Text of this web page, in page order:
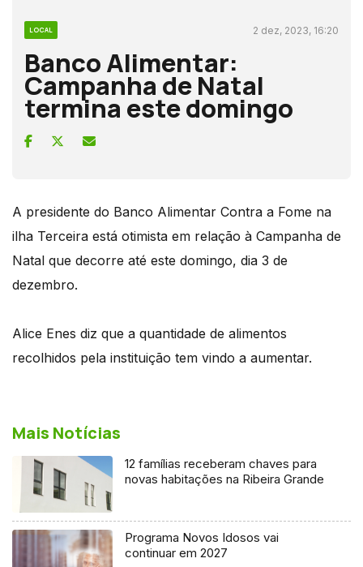
LOCAL 2 dez, 2023, 16:20
Banco Alimentar:
Campanha de Natal
termina este domingo
A presidente do Banco Alimentar Contra a Fome na
ilha Terceira está otimista em relação à Campanha de
Natal que decorre até este domingo, dia 3 de
dezembro.
Alice Enes diz que a quantidade de alimentos
recolhidos pela instituição tem vindo a aumentar.
Mais Notícias
12 famílias receberam chaves para
novas habitações na Ribeira Grande
Programa Novos Idosos vai
continuar em 2027